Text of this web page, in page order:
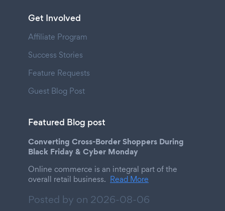
Get Involved
Affiliate Program
Success Stories
Feature Requests
Guest Blog Post
Featured Blog post
Converting Cross-Border Shoppers During
Black Friday & Cyber Monday
Online commerce is an integral part of the
overall retail business. Read More
Posted by on 2026-08-06